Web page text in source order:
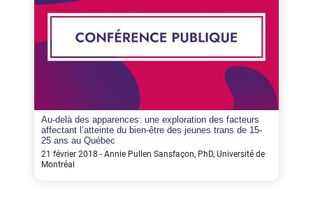
Au-delà des apparences: une exploration des facteurs
affectant l’atteinte du bien-être des jeunes trans de 15-
25 ans au Québec
21 février 2018 - Annie Pullen Sansfaçon, PhD, Université de
Montréal